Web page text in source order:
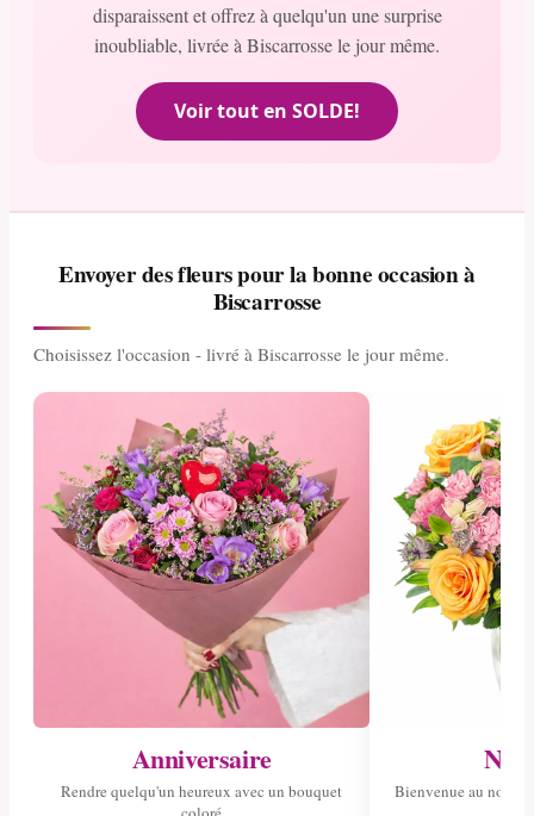
disparaissent et offrez à quelqu'un une surprise
inoubliable, livrée à Biscarrosse le jour même.
Voir tout en SOLDE!
Envoyer des fleurs pour la bonne occasion à
Biscarrosse
Choisissez l'occasion - livré à Biscarrosse le jour même.
Anniversaire
Rendre quelqu'un heureux avec un bouquet
Bienvenue au